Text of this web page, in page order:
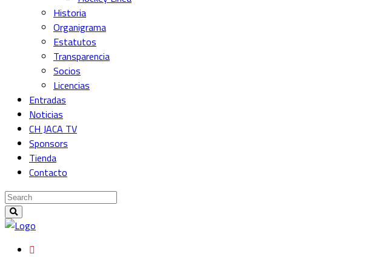
Historia
Organigrama
Estatutos
Transparencia
Socios
Licencias
Entradas
Noticias
CH JACA TV
Sponsors
Tienda
Contacto